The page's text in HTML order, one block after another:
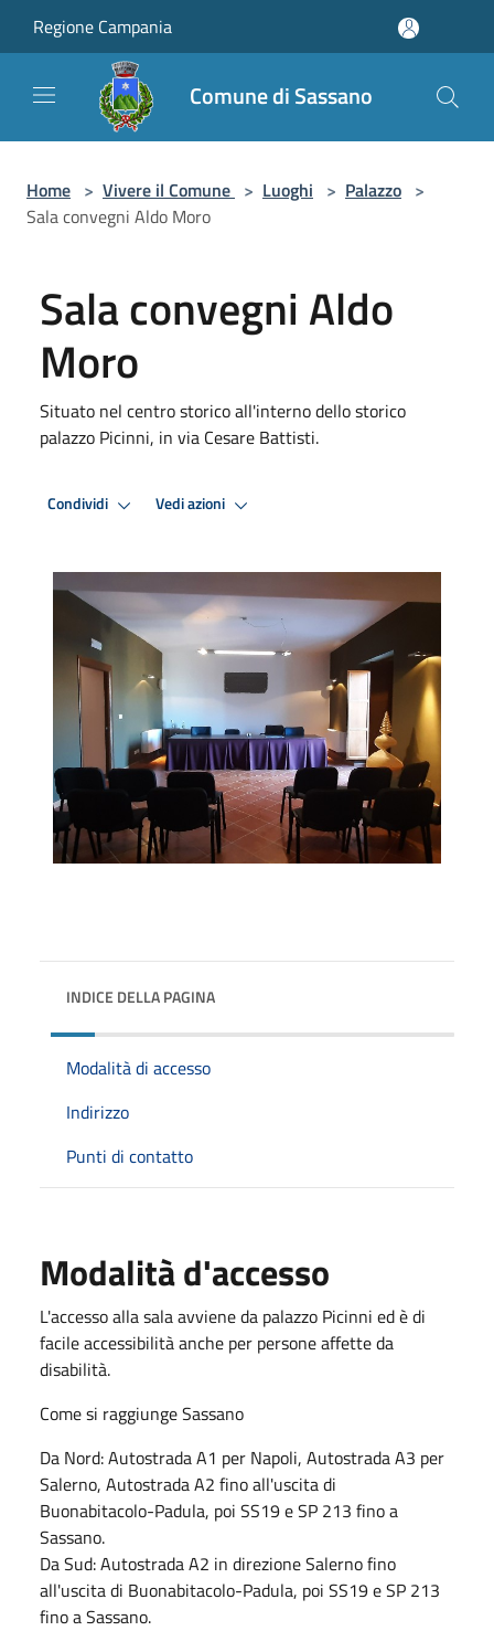
Regione Campania
Comune di Sassano
Home > Vivere il Comune > Luoghi > Palazzo >
Sala convegni Aldo Moro
Sala convegni Aldo
Moro
Situato nel centro storico all'interno dello storico
palazzo Picinni, in via Cesare Battisti.
Condividi Vedi azioni
INDICE DELLA PAGINA
Modalità di accesso
Indirizzo
Punti di contatto
Modalità d'accesso
L'accesso alla sala avviene da palazzo Picinni ed è di
facile accessibilità anche per persone affette da
disabilità.
Come si raggiunge Sassano
Da Nord: Autostrada A1 per Napoli, Autostrada A3 per
Salerno, Autostrada A2 fino all'uscita di
Buonabitacolo-Padula, poi SS19 e SP 213 fino a
Sassano.
Da Sud: Autostrada A2 in direzione Salerno fino
all'uscita di Buonabitacolo-Padula, poi SS19 e SP 213
fino a Sassano.